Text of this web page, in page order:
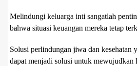
Melindungi keluarga inti sangatlah
bahwa situasi keuangan mereka tetap
Solusi perlindungan jiwa dan kesehatan
dapat menjadi solusi untuk mewujudkan